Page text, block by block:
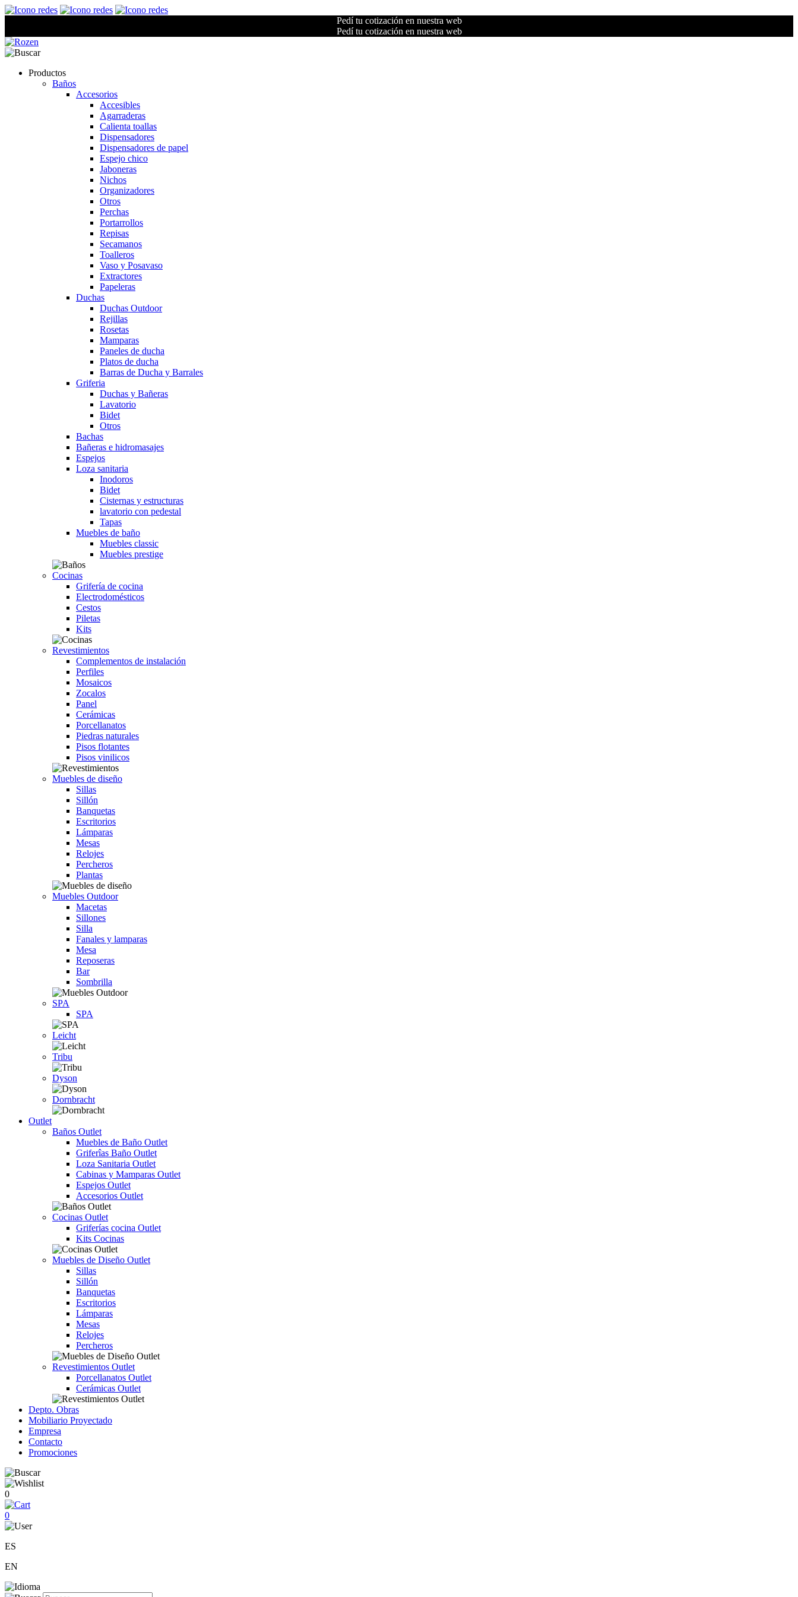
Pedí tu cotización en nuestra web
Pedí tu cotización en nuestra web
Productos
Baños
Accesorios
Accesibles
Agarraderas
Calienta toallas
Dispensadores
Dispensadores de papel
Espejo chico
Jaboneras
Nichos
Organizadores
Otros
Perchas
Portarrollos
Repisas
Secamanos
Toalleros
Vaso y Posavaso
Extractores
Papeleras
Duchas
Duchas Outdoor
Rejillas
Rosetas
Mamparas
Paneles de ducha
Platos de ducha
Barras de Ducha y Barrales
Griferia
Duchas y Bañeras
Lavatorio
Bidet
Otros
Bachas
Bañeras e hidromasajes
Espejos
Loza sanitaria
Inodoros
Bidet
Cisternas y estructuras
lavatorio con pedestal
Tapas
Muebles de baño
Muebles classic
Muebles prestige
Cocinas
Grifería de cocina
Electrodomésticos
Cestos
Piletas
Kits
Revestimientos
Complementos de instalación
Perfiles
Mosaicos
Zocalos
Panel
Cerámicas
Porcellanatos
Piedras naturales
Pisos flotantes
Pisos vinilicos
Muebles de diseño
Sillas
Sillón
Banquetas
Escritorios
Lámparas
Mesas
Relojes
Percheros
Plantas
Muebles Outdoor
Macetas
Sillones
Silla
Fanales y lamparas
Mesa
Reposeras
Bar
Sombrilla
SPA
SPA
Leicht
Tribu
Dyson
Dornbracht
Outlet
Baños Outlet
Muebles de Baño Outlet
Griferîas Baño Outlet
Loza Sanitaria Outlet
Cabinas y Mamparas Outlet
Espejos Outlet
Accesorios Outlet
Cocinas Outlet
Griferías cocina Outlet
Kits Cocinas
Muebles de Diseño Outlet
Sillas
Sillón
Banquetas
Escritorios
Lámparas
Mesas
Relojes
Percheros
Revestimientos Outlet
Porcellanatos Outlet
Cerámicas Outlet
Depto. Obras
Mobiliario Proyectado
Empresa
Contacto
Promociones
0
0
ES
EN